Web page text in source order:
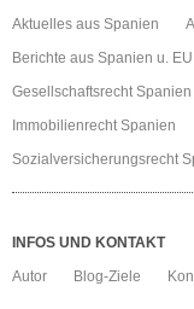
Aktuelles aus Spanien
Berichte aus Spanien u. EU
Gesellschaftsrecht Spanien
Immobilienrecht Spanien
Sozialversicherungsrecht
INFOS UND KONTAKT
Autor
Blog-Ziele